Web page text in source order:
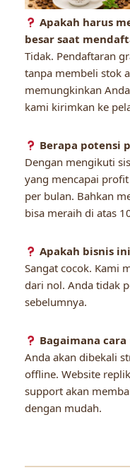
Apakah harus
besar saat
Tidak. Pendaftaran
tanpa membeli stok
memungkinkan
kami kirimkan ke
Berapa potensi
Dengan mengikuti
yang mencapai
per bulan. Bahkan
bisa meraih di atas
Apakah bisnis
Sangat cocok. Kami
dari nol. Anda tidak
sebelumnya.
Bagaimana
Anda akan dibekali
offline. Website
support akan
dengan mudah.